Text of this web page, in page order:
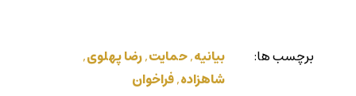
برچسب ها: بیانیه,حمایت,رضا پهلوی,
شاهزاده,فراخوان